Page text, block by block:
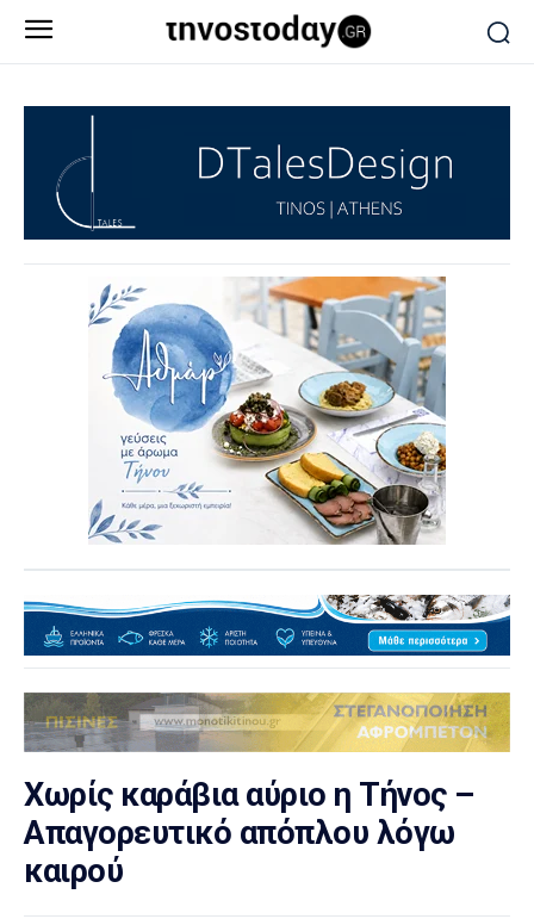
Χωρίς καράβια αύριο η Τήνος –
Απαγορευτικό απόπλου λόγω
καιρού